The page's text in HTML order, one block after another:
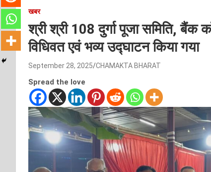
खबर
श्री श्री 108 दुर्गा पूजा समिति, बैंक
विधिवत एवं भव्य उद्घाटन किया गया
September 28, 2025 CHAMAKTA BHARAT
Spread the love